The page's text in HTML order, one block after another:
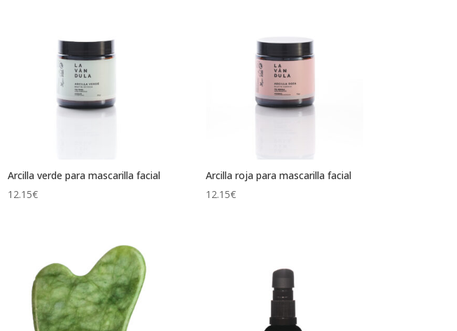
Arcilla verde para mascarilla facial
12.15€
Arcilla roja para mascarilla facial
12.15€